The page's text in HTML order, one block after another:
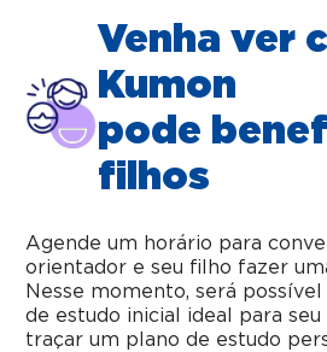
Venha ver
Kumon
pode
filhos
Agende um horário para
orientador e seu filho fazer
Nesse momento, será
de estudo inicial ideal para
traçar um plano de estudo